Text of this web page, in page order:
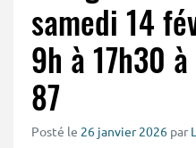
samedi 14
9h à 17h30
87
Posté le 26 janvier 2026 par